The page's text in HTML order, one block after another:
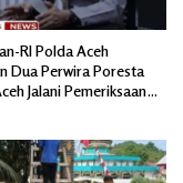
RI Polda Aceh
Dua Perwira Poresta
Jalani Pemeriksaan